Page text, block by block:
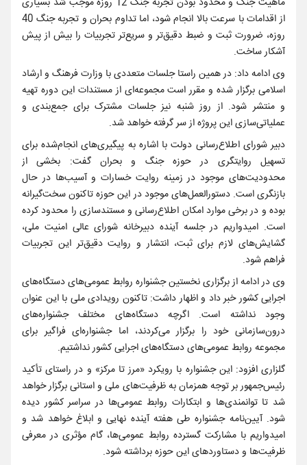
از اقدامات با سرعت بالا انجام شود، اما تداوم بحران و تجربه جنگ 40
روزه، ضرورت ثبت و ضبط دقیق‌تر و سریع‌تر تجربیات را بیش از پیش
آشکار ساخت.
وی ادامه داد: در همین راستا جلسات متعددی با وزارت فرهنگ و ارشاد
اسلامی برگزار شده و مقرر است مجموعه‌ای از مستندات این دوره تهیه
و منتشر شود. از روز شنبه نیز جلسات مشترک برای جمع‌بندی و
عملیاتی‌سازی این پروژه از سر گرفته خواهد شد.
دبیر شورای اطلاع‌رسانی دولت با اشاره به پیگیری‌های انجام‌شده برای
تسهیل روایتگری در حوزه جنگ و بحران گفت: بخشی از
محدودیت‌های موجود در زمینه روایت خسارات و آسیب‌ها در حال
بازنگری است. دستورالعمل‌های موجود در این حوزه تاکنون سخت‌گیرانه
بوده و در برخی موارد امکان اطلاع‌رسانی و مستندسازی را محدود کرده
است. امیدواریم در جلسه آینده دبیرخانه شورای عالی امنیت ملی،
گشایش‌های لازم برای ثبت، انتشار و روایت دقیق‌تر این تجربیات
فراهم شود.
وی در ادامه از برگزاری نخستین جشنواره روابط عمومی‌های دستگاه‌های
اجرایی کشور خبر داد و اظهار داشت: تاکنون رویدادی ملی با این عنوان
وجود نداشته است. اگرچه دستگاه‌های مختلف جشنواره‌های
درون‌سازمانی خود را برگزار می‌کردند، اما جشنواره‌ای فراگیر برای
مجموعه روابط عمومی‌های دستگاه‌های اجرایی کشور نداشتیم.
گلزاری افزود: این جشنواره با رویکرد «مرز تا مرکز» و در راستای تأکید
رئیس‌جمهور بر توجه همزمان به ظرفیت‌های ملی و استانی برگزار خواهد
شد تا توانمندی‌ها و ابتکارات روابط عمومی‌ها در سراسر کشور دیده
شود. آیین‌نامه جشنواره طی هفته آینده نهایی و ابلاغ خواهد شد و
امیدواریم با مشارکت گسترده روابط عمومی‌ها، گام مؤثری در معرفی
ظرفیت‌ها و دستاوردهای این حوزه برداشته شود.